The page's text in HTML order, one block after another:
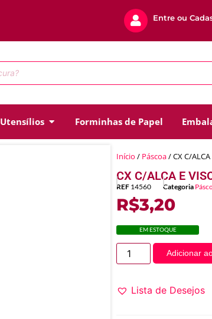
Entre ou
Utensílios Forminhas de Papel
Início / Páscoa/ CX C/ALCA
CX C/ALCA E
REF 14560 Categoria
R$3,20
EM ESTOQUE
Adicionar
Lista de Desejos